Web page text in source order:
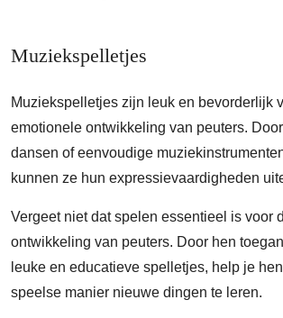
Muziekspelletjes
Muziekspelletjes zijn leuk en bevorderlijk
emotionele ontwikkeling van peuters.
dansen of eenvoudige
kunnen ze hun expressievaardigheden
Vergeet niet dat spelen essentieel is voor
ontwikkeling van peuters. Door hen
leuke en educatieve spelletjes, help je
speelse manier nieuwe dingen te leren.